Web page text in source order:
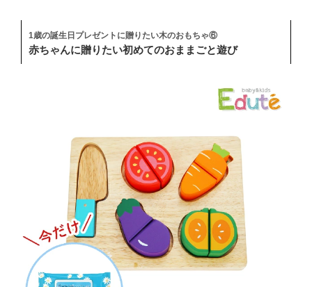
1歳の誕生日プレゼントに贈りたい木のおもちゃ⑥
赤ちゃんに贈りたい初めてのおままごと遊び